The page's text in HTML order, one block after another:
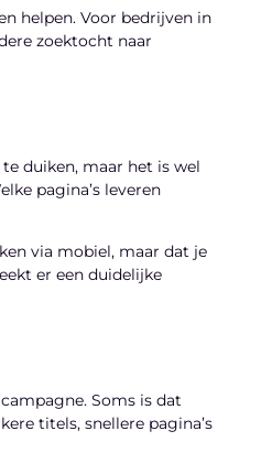
helpen. Voor bedrijven in
zoektocht naar
duiken, maar het is wel
pagina’s leveren
via mobiel, maar dat je
er een duidelijke
Soms is dat
titels, snellere pagina’s